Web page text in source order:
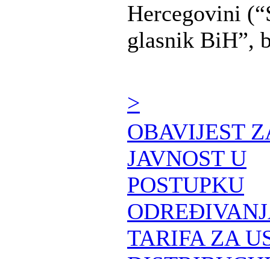
Hercegovini
glasnik BiH”,
>
OBAVIJEST
JAVNOST U
POSTUPKU
TARIFA ZA